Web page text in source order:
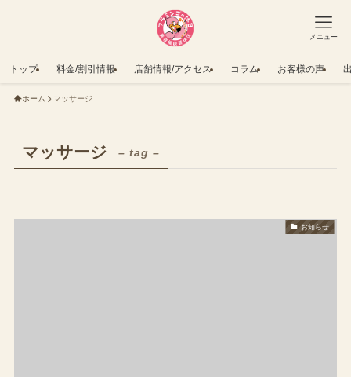
メニュー
トップ 料金/割引情報 店舗情報/アクセス コラム お客様の声
ホーム マッサージ
マッサージ – tag –
お知らせ